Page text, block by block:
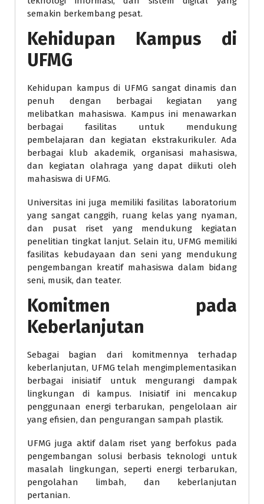
semakin berkembang pesat.
Kehidupan Kampus di
UFMG
Kehidupan kampus di UFMG sangat dinamis dan
penuh dengan berbagai kegiatan yang
melibatkan mahasiswa. Kampus ini menawarkan
berbagai fasilitas untuk mendukung
pembelajaran dan kegiatan ekstrakurikuler. Ada
berbagai klub akademik, organisasi mahasiswa,
dan kegiatan olahraga yang dapat diikuti oleh
mahasiswa di UFMG.
Universitas ini juga memiliki fasilitas laboratorium
yang sangat canggih, ruang kelas yang nyaman,
dan pusat riset yang mendukung kegiatan
penelitian tingkat lanjut. Selain itu, UFMG memiliki
fasilitas kebudayaan dan seni yang mendukung
pengembangan kreatif mahasiswa dalam bidang
seni, musik, dan teater.
Komitmen pada
Keberlanjutan
Sebagai bagian dari komitmennya terhadap
keberlanjutan, UFMG telah mengimplementasikan
berbagai inisiatif untuk mengurangi dampak
lingkungan di kampus. Inisiatif ini mencakup
penggunaan energi terbarukan, pengelolaan air
yang efisien, dan pengurangan sampah plastik.
UFMG juga aktif dalam riset yang berfokus pada
pengembangan solusi berbasis teknologi untuk
masalah lingkungan, seperti energi terbarukan,
pengolahan limbah, dan keberlanjutan
pertanian.